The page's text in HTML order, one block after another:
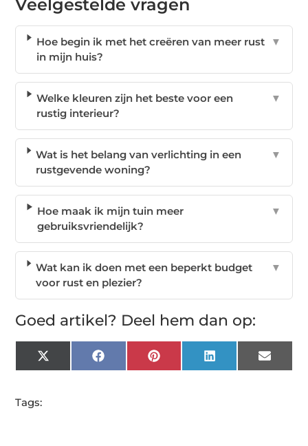
Veelgestelde vragen
Hoe begin ik met het creëren van meer rust
in mijn huis?
▼
Welke kleuren zijn het beste voor een
rustig interieur?
▼
Wat is het belang van verlichting in een
rustgevende woning?
▼
Hoe maak ik mijn tuin meer
gebruiksvriendelijk?
▼
Wat kan ik doen met een beperkt budget
voor rust en plezier?
▼
Goed artikel? Deel hem dan op:
X
(Twitter)
FacebookPinterest LinkedIn Email
Tags: